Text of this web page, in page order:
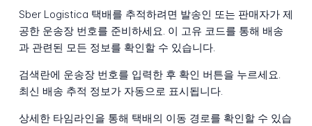
Sber Logistica 택배를 추적하려면 발송인 또는 판매자가 제
공한 운송장 번호를 준비하세요. 이 고유 코드를 통해 배송
과 관련된 모든 정보를 확인할 수 있습니다.
검색란에 운송장 번호를 입력한 후 확인 버튼을 누르세요.
최신 배송 추적 정보가 자동으로 표시됩니다.
상세한 타임라인을 통해 택배의 이동 경로를 확인할 수 있습